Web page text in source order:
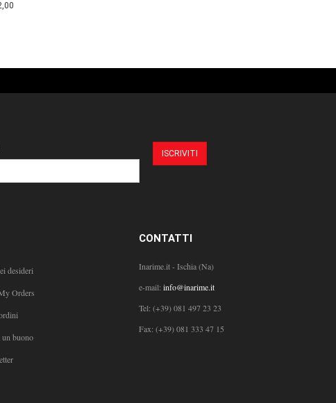
desideri
Orders
un buono
CONTATTI
Inarime.it - Ischia (Na)
e-mail: info@inarime.it
Tel: (+39) 081 497 23 23
Fax: (+39) 081 333 47 15